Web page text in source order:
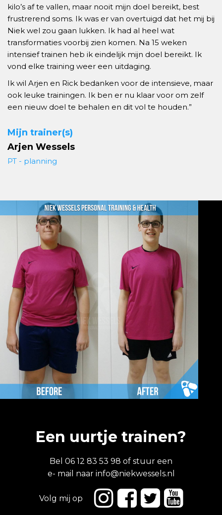
kilo’s af te vallen, maar nooit mijn doel bereikt, best
frustrerend soms. Ik was er van overtuigd dat het mij bij
Niek wel zou gaan lukken. Ik had al heel wat
transformaties voorbij zien komen. Na 15 weken
intensief trainen heb ik eindelijk mijn doel bereikt. Ik
vond elke training weer een uitdaging.
Ik wil Arjen en Rick bedanken voor de intensieve, maar
ook leuke trainingen. Ik ben er nu klaar voor om zelf
een nieuw doel te behalen en dit vol te houden.”
Mijn trainer(s)
Arjen Wessels
PT - planning
Een uurtje trainen?
Bel 06 12 83 53 98 of stuur een
e- mail naar info@niekwessels.nl
Volg mij op